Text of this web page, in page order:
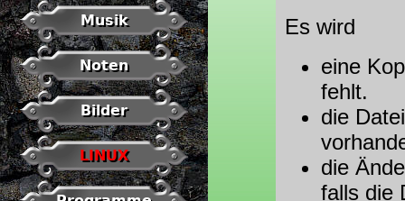
Musik
Noten
Bilder
LINUX
Es wird
eine
fehlt.
die
die
falls die